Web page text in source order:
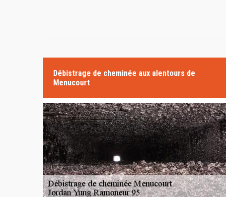
Débistrage de cheminée aux alentours de
Menucourt